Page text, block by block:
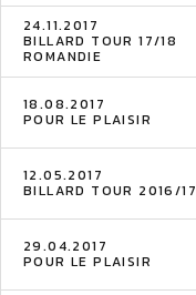
24.11.2017
BILLARD TOUR 17/18
ROMANDIE
18.08.2017
POUR LE PLAISIR
12.05.2017
BILLARD TOUR 2016/17
29.04.2017
POUR LE PLAISIR